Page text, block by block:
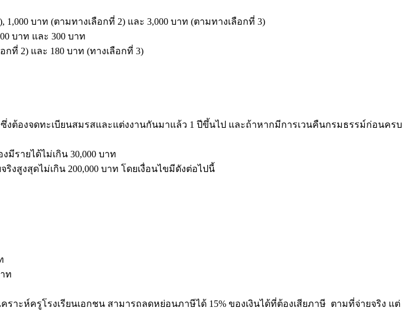
บาท (ตามทางเลือกที่ 2) และ 3,000 บาท (ตามทางเลือกที่ 3)
บาท และ 300 บาท
2) และ 180 บาท (ทางเลือกที่ 3)
องจดทะเบียนสมรสและแต่งงานกันมาแล้ว 1 ปีขึ้นไป และถ้าหากมีการเวนคืนกรมธรรม์ก่อนครบ
รายได้ไม่เกิน 30,000 บาท
งสุดไม่เกิน 200,000 บาท โดยเงื่อนไขมีดังต่อไปนี้
ท
ห์ครูโรงเรียนเอกชน สามารถลดหย่อนภาษีได้ 15% ของเงินได้ที่ต้องเสียภาษี ตามที่จ่ายจริง แต่